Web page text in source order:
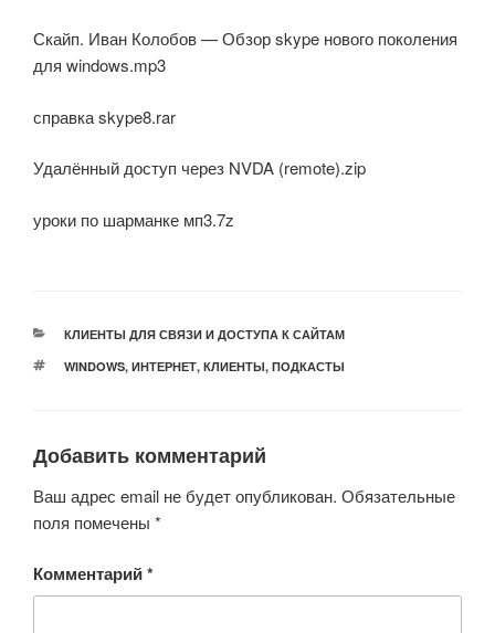
Скайп. Иван Колобов — Обзор skype нового поколения
для windows.mp3
справка skype8.rar
Удалённый доступ через NVDA (remote).zip
уроки по шарманке мп3.7z
РУБРИКИ
КЛИЕНТЫ ДЛЯ СВЯЗИ И ДОСТУПА К САЙТАМ
МЕТКИ
WINDOWS, ИНТЕРНЕТ, КЛИЕНТЫ, ПОДКАСТЫ
Добавить комментарий
Ваш адрес email не будет опубликован. Обязательные
поля помечены *
Комментарий*